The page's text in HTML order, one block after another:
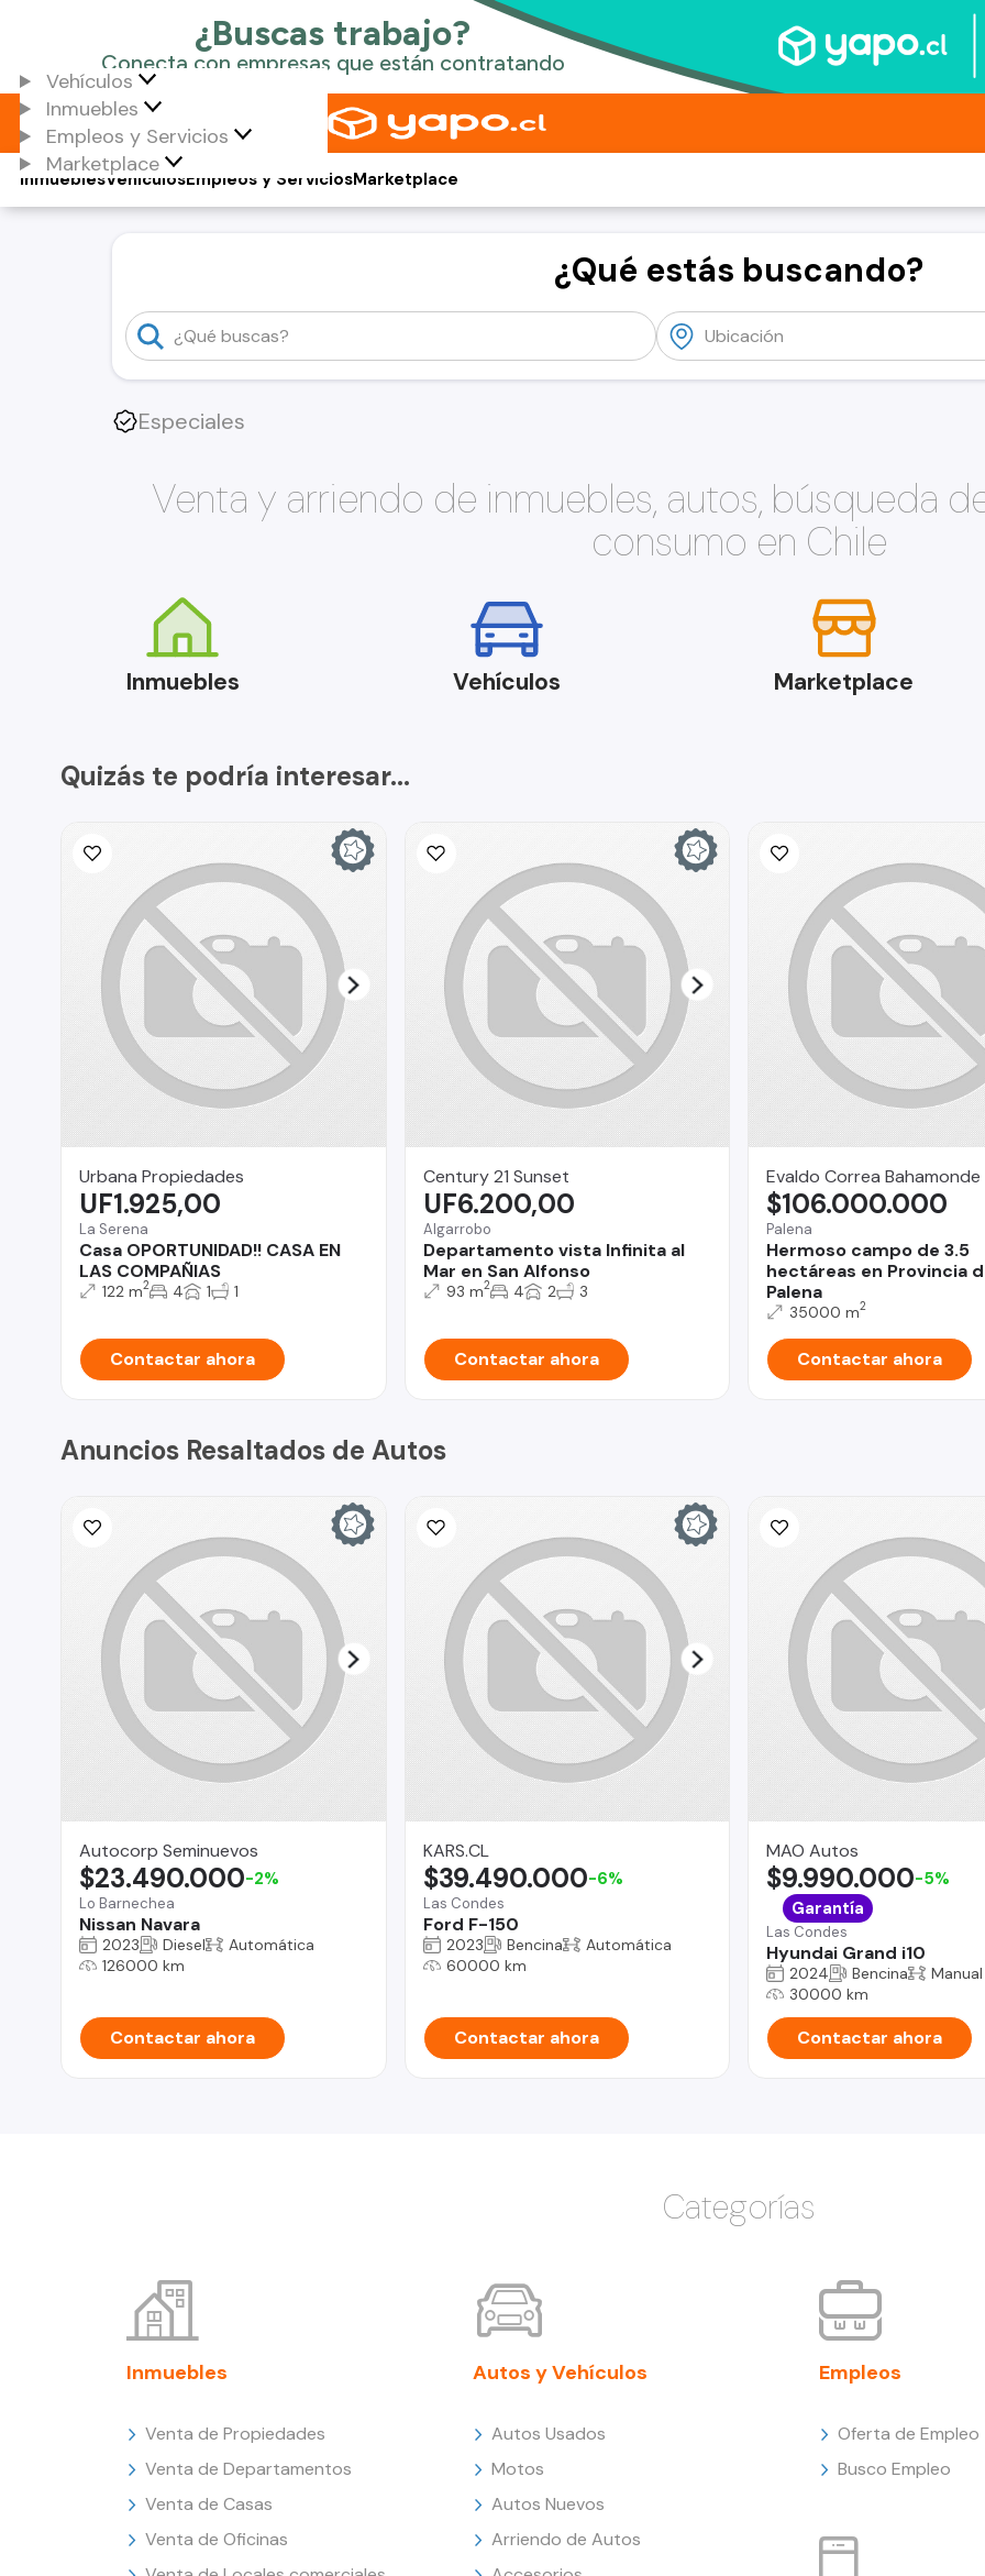
Vehículos
Inmuebles
Empleos y Servicios
Marketplace
Vehículos
Inmuebles Empleos y ServiciosMarketplace
¿Qué estás buscando?
Especiales
Venta y arriendo de inmuebles, autos, búsqueda
consumo en Chile
Inmuebles Vehículos Marketplace
Quizás te podría interesar...
Urbana Propiedades
La Serena
Casa OPORTUNIDAD!! CASA EN
LAS COMPAÑIAS
UF1.925,00
122 m2 4 1 1
Contactar ahora
Century 21 Sunset
Algarrobo
Departamento vista Infinita al
Mar en San Alfonso
UF6.200,00
93 m2 4 2 3
Contactar ahora
Evaldo Correa Bahamonde
Palena
Hermoso campo de 3.5
hectáreas en Provincia
Palena
$106.000.000
35000 m2
Contactar ahora
Anuncios Resaltados de Autos
Autocorp Seminuevos
Lo Barnechea
Nissan Navara
$23.490.000-2%
2023 Diesel
Automática
126000 km
Contactar ahora
KARS.CL
Las Condes
Ford F-150
$39.490.000-6%
2023 Bencina
Automática
60000 km
Contactar ahora
MAO Autos
Las Condes
Hyundai Grand i10
$9.990.000-5%
Garantía
2024 Bencina
Manual
30000 km
Contactar ahora
Categorías
Inmuebles
Venta de Propiedades
Venta de Departamentos
Venta de Casas
Venta de Oficinas
Autos y Vehículos
Autos Usados
Motos
Autos Nuevos
Arriendo de Autos
Empleos
Oferta de Empleo
Busco Empleo